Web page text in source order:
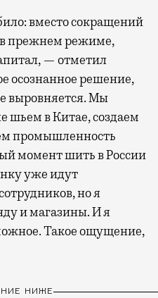
вместо сокращений
прежнем режиме,
— отметил
осознанное решение,
выровняется. Мы
шьем в Китае, создаем
промышленность
момент шить в России
уже идут
но я
и магазины. И я
Такое ощущение,
НИЖЕ